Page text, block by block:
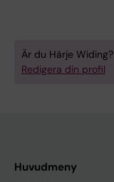
Är du Härje Widing?
Redigera din profil
Huvudmeny